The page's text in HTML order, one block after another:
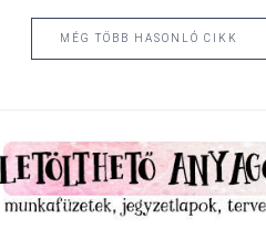
MÉG TÖBB HASONLÓ CIKK